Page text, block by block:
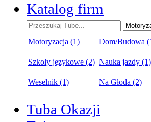
Katalog firm
Motoryzacja (1) Dom/Budowa
Szkoły językowe (2) Nauka jazdy (1)
Weselnik (1)
Na Głoda (2)
Tuba Okazji